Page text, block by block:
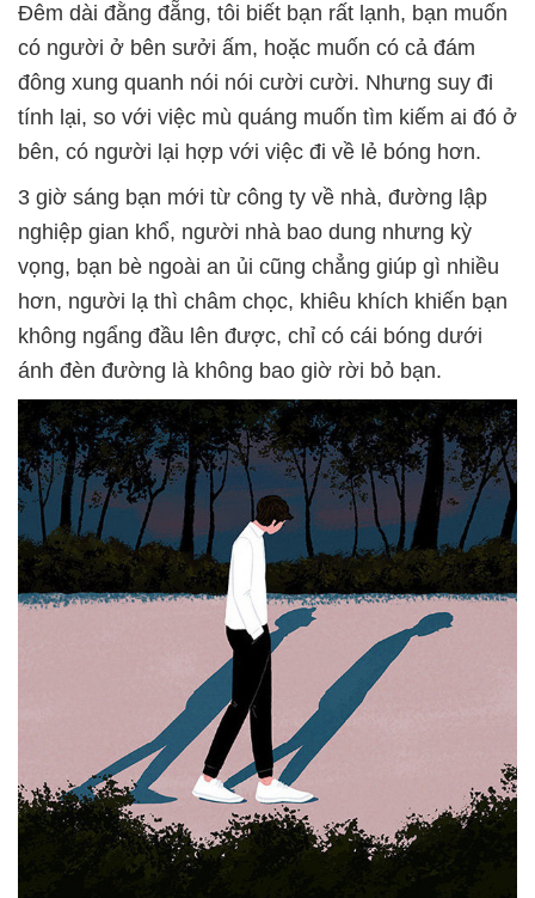
Đêm dài đằng đẵng, tôi biết bạn rất lạnh, bạn muốn
có người ở bên sưởi ấm, hoặc muốn có cả đám
đông xung quanh nói nói cười cười. Nhưng suy đi
tính lại, so với việc mù quáng muốn tìm kiếm ai đó ở
bên, có người lại hợp với việc đi về lẻ bóng hơn.
3 giờ sáng bạn mới từ công ty về nhà, đường lập
nghiệp gian khổ, người nhà bao dung nhưng kỳ
vọng, bạn bè ngoài an ủi cũng chẳng giúp gì nhiều
hơn, người lạ thì châm chọc, khiêu khích khiến bạn
không ngẩng đầu lên được, chỉ có cái bóng dưới
ánh đèn đường là không bao giờ rời bỏ bạn.